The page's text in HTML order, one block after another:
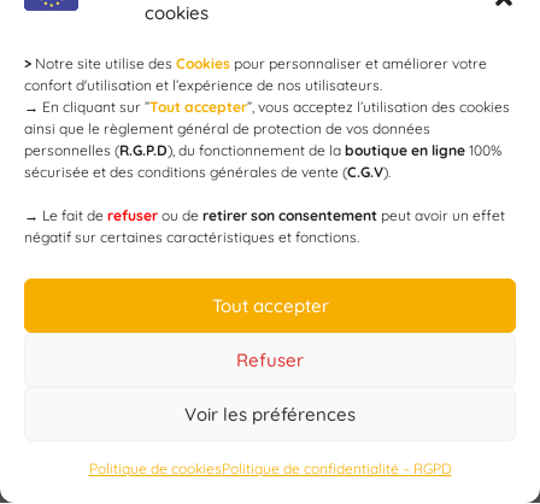
cookies
> Notre site utilise des Cookies pour personnaliser et améliorer votre
confort d'utilisation et l’expérience de nos utilisateurs.
→ En cliquant sur ”Tout accepter”, vous acceptez l’utilisation des cookies
ainsi que le règlement général de protection de vos données
personnelles (R.G.P.D), du fonctionnement de la boutique en ligne 100%
sécurisée et des conditions générales de vente (C.G.V).
→ Le fait de refuser ou de retirer son consentement peut avoir un effet
négatif sur certaines caractéristiques et fonctions.
Tout accepter
Refuser
Voir les préférences
Politique de cookiesPolitique de confidentialité – RGPD
Newsletter
email
Designed byWEB3-DESIGN
CopyrightCAP’C2019